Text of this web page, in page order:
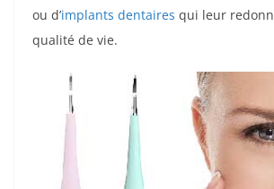
ou d’implants dentaires qui leur
qualité de vie.